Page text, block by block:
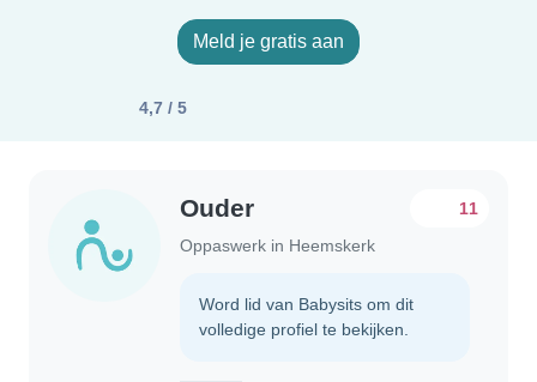
Meld je gratis aan
4,7 / 5
Ouder
Oppaswerk in Heemskerk
11
Word lid van Babysits om dit
volledige profiel te bekijken.